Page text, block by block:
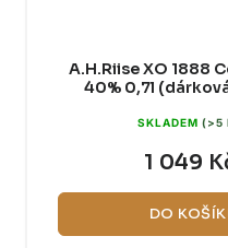
A.H.Riise XO 1888
40% 0,7l
SKLADEM (>5
1 049
DO